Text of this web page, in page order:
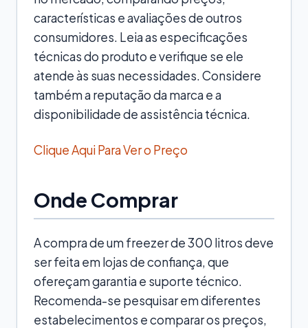
características e avaliações de outros
consumidores. Leia as especificações
técnicas do produto e verifique se ele
atende às suas necessidades. Considere
também a reputação da marca e a
disponibilidade de assistência técnica.
Clique Aqui Para Ver o Preço
Onde Comprar
A compra de um freezer de 300 litros deve
ser feita em lojas de confiança, que
ofereçam garantia e suporte técnico.
Recomenda-se pesquisar em diferentes
estabelecimentos e comparar os preços,